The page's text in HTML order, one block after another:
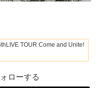
TOUR Come and Unite!
ローする